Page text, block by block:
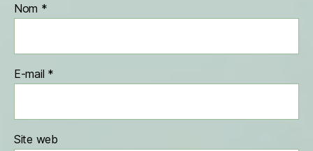
Nom *
E-mail *
Site web